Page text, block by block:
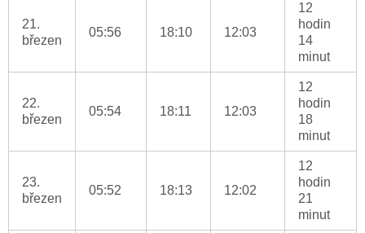
21.
březen
05:56 18:10 12:03
12
hodin
14
minut
22.
březen
05:54 18:11 12:03
12
hodin
18
minut
23.
březen
05:52 18:13 12:02
12
hodin
21
minut